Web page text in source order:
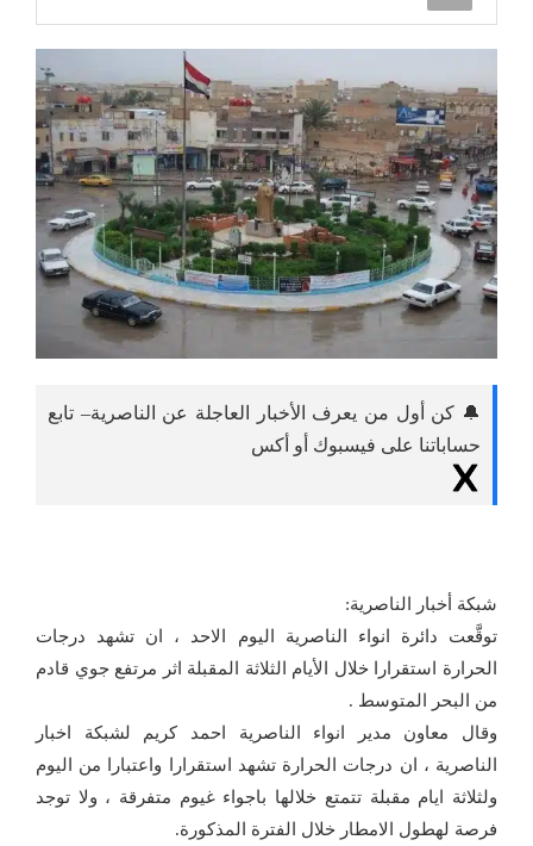
🔔 كن أول من يعرف الأخبار العاجلة عن الناصرية– تابع
حساباتنا على فيسبوك أو أكس
شبكة أخبار الناصرية:
توقَّعت دائرة انواء الناصرية اليوم الاحد ، ان تشهد درجات
الحرارة استقرارا خلال الأيام الثلاثة المقبلة اثر مرتفع جوي قادم
من البحر المتوسط .
وقال معاون مدير انواء الناصرية احمد كريم لشبكة اخبار
الناصرية ، ان درجات الحرارة تشهد استقرارا واعتبارا من اليوم
ولثلاثة ايام مقبلة تتمتع خلالها باجواء غيوم متفرقة ، ولا توجد
فرصة لهطول الامطار خلال الفترة المذكورة.